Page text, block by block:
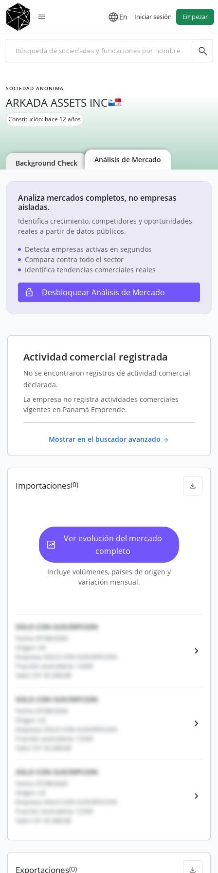
En Iniciar sesión Empezar
SOCIEDAD ANONIMA
ARKADA ASSETS INC
Constitución: hace 12 años
Background Check Análisis de Mercado
Analiza mercados completos, no empresas
aisladas.
Identifica crecimiento, competidores y oportunidades
reales a partir de datos públicos.
Detecta empresas activas en segundos
Compara contra todo el sector
Identifica tendencias comerciales reales
Desbloquear Análisis de Mercado
Actividad comercial registrada
No se encontraron registros de actividad comercial
declarada.
La empresa no registra actividades comerciales
vigentes en Panamá Emprende.
Mostrar en el buscador avanzado
Importaciones(0)
Ver evolución del mercado
completo
Incluye volúmenes, países de origen y
variación mensual.
SOLO CON SUSCRIPCION
Fecha: 07/08/2026
Origen: US
Empresa: SOLO CON SUSCRIPCION
Fracción arancelaria: 12345
Valor CIF: $1,000.00
SOLO CON SUSCRIPCION
Fecha: 07/08/2026
Origen: US
Empresa: SOLO CON SUSCRIPCION
Fracción arancelaria: 12345
Valor CIF: $1,000.00
SOLO CON SUSCRIPCION
Fecha: 07/08/2026
Origen: US
Empresa: SOLO CON SUSCRIPCION
Fracción arancelaria: 12345
Valor CIF: $1,000.00
Exportaciones(0)